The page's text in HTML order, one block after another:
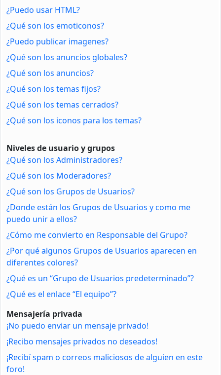
¿Puedo usar HTML?
¿Qué son los emoticonos?
¿Puedo publicar imagenes?
¿Qué son los anuncios globales?
¿Qué son los anuncios?
¿Qué son los temas fijos?
¿Qué son los temas cerrados?
¿Qué son los iconos para los temas?
Niveles de usuario y grupos
¿Qué son los Administradores?
¿Qué son los Moderadores?
¿Qué son los Grupos de Usuarios?
¿Donde están los Grupos de Usuarios y como me
puedo unir a ellos?
¿Cómo me convierto en Responsable del Grupo?
¿Por qué algunos Grupos de Usuarios aparecen en
diferentes colores?
¿Qué es un “Grupo de Usuarios predeterminado”?
¿Qué es el enlace “El equipo”?
Mensajería privada
¡No puedo enviar un mensaje privado!
¡Recibo mensajes privados no deseados!
¡Recibí spam o correos maliciosos de alguien en este
foro!